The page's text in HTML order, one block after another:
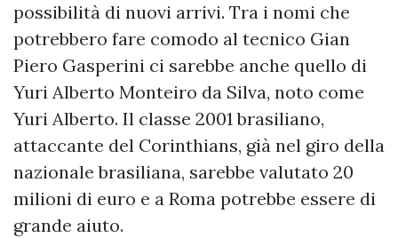
possibilità di nuovi arrivi. Tra i nomi che
potrebbero fare comodo al tecnico Gian
Piero Gasperini ci sarebbe anche quello di
Yuri Alberto Monteiro da Silva, noto come
Yuri Alberto. Il classe 2001 brasiliano,
attaccante del Corinthians, già nel giro della
nazionale brasiliana, sarebbe valutato 20
milioni di euro e a Roma potrebbe essere di
grande aiuto.